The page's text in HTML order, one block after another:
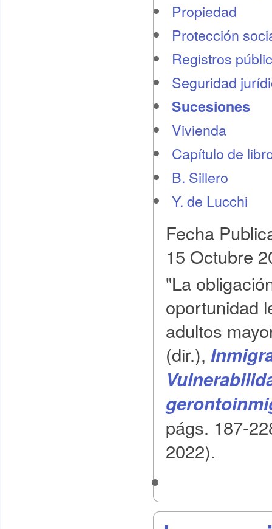
Propiedad
Protección
Registros
Seguridad
Sucesiones
Vivienda
Capítulo de
B. Sillero
Y. de Lucchi
Fecha
15 Octubre
"La
oportunidad
adultos
(dir.),
págs. 187-
2022).